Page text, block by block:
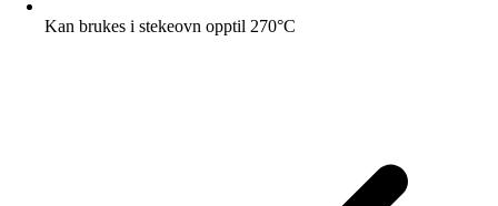
Kan brukes i stekeovn opptil 270°C